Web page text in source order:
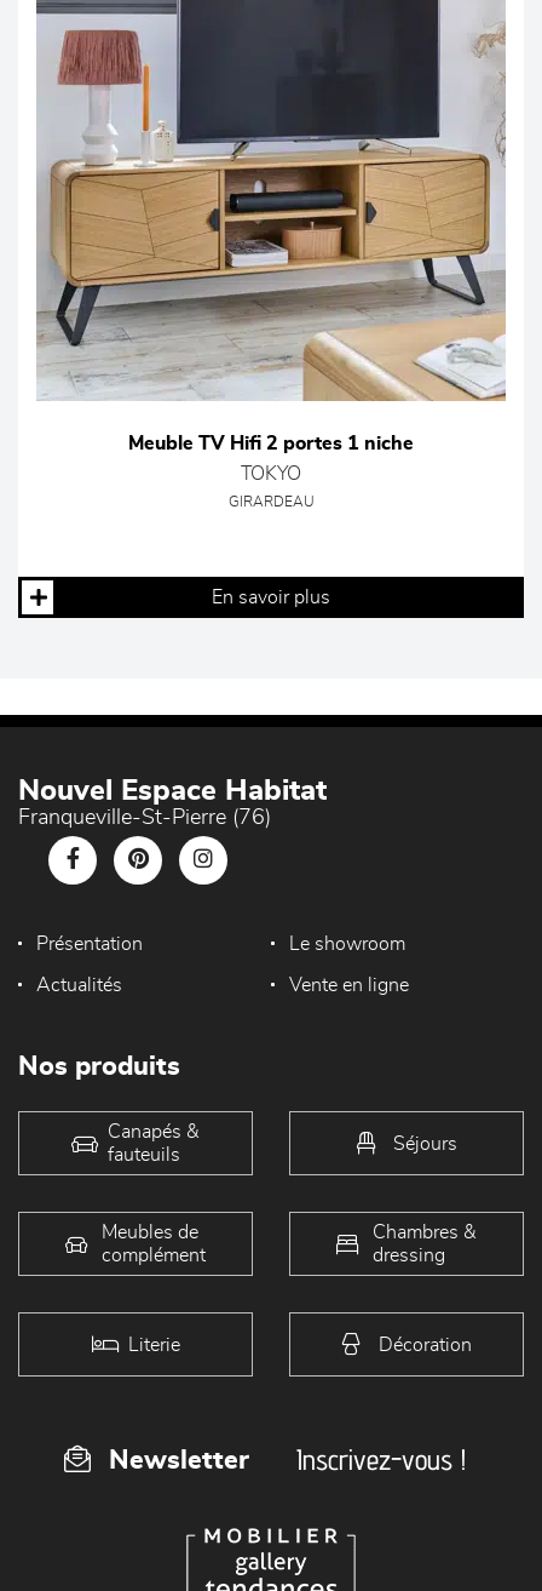
Meuble TV Hifi 2 portes 1 niche
TOKYO
GIRARDEAU
En savoir plus
Nouvel Espace Habitat
Franqueville-St-Pierre (76)
Présentation Le showroom
Actualités Vente en ligne
Nos produits
Canapés &
fauteuils
Séjours
Meubles de
complément
Chambres &
dressing
Literie Décoration
Newsletter Inscrivez-vous !